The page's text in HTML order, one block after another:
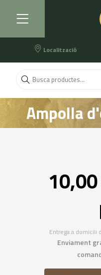
Localització
Ampolla
Entrega a domicili
Enviament